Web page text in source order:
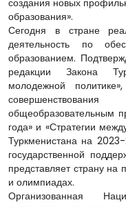
создания новых
образования».
Сегодня в стране
деятельность по
образованием.
редакции Закона
молодежной
общеобразовательным
года» и «Стратегии
Туркменистана на
государственной
представляет страну
и олимпиадах.
Организованная